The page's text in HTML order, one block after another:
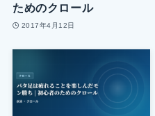
ためのクロール
2017年4月12日